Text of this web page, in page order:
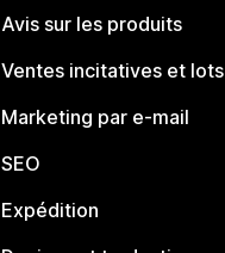
Avis sur les produits
Ventes incitatives et lots
Marketing par e-mail
SEO
Expédition